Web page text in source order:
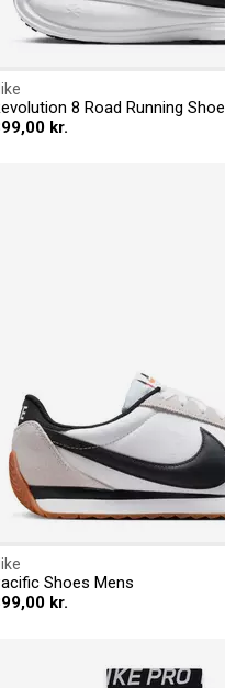
8 Road Running
kr.
Shoes Mens
kr.